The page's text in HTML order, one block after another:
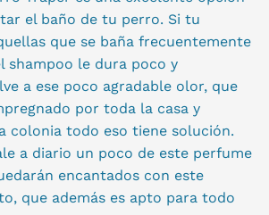
el baño de tu perro. Si tu
que se baña frecuentemente
shampoo le dura poco y
a ese poco agradable olor, que
por toda la casa y
colonia todo eso tiene solución.
a diario un poco de este perfume
encantados con este
que además es apto para todo